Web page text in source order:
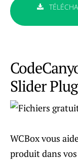
Slider
WCBox vous
produit dans